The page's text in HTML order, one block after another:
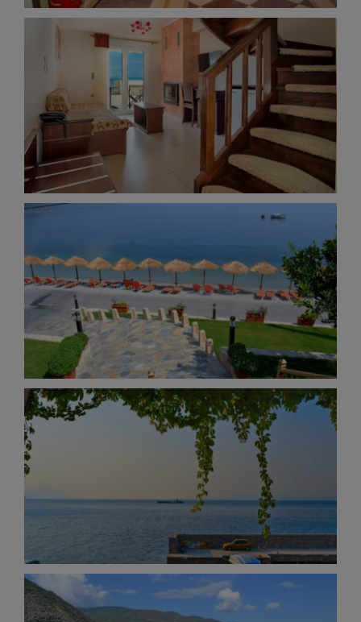
Maizonette 360°
Panorama Photos
Ilia Mare Beach 360°
Panorama Photos
Ilia Marine 360°